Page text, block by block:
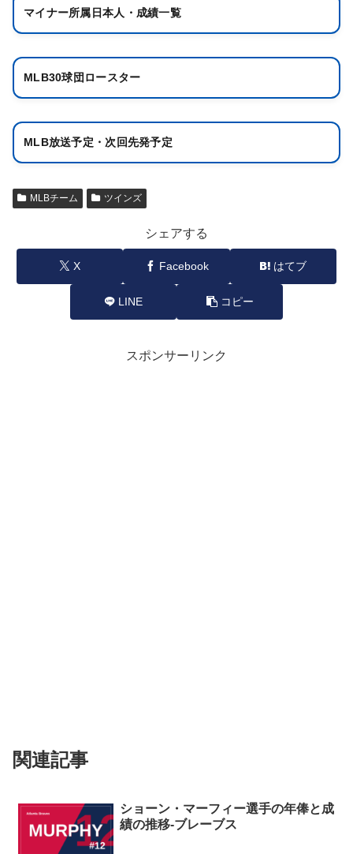
マイナー所属日本人・成績一覧
MLB30球団ロースター
MLB放送予定・次回先発予定
MLBチーム ツインズ
シェアする
X Facebook はてブ
LINE コピー
スポンサーリンク
関連記事
ショーン・マーフィー選手の年俸と成
績の推移-ブレーブス